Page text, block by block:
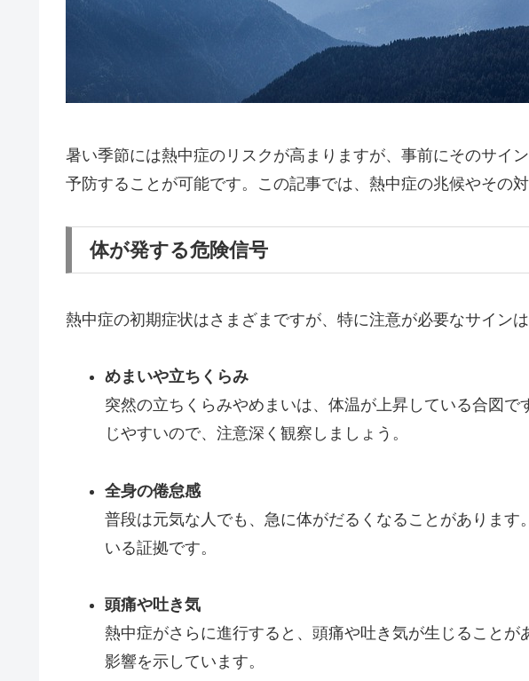
暑い季節には熱中症のリスクが高まりますが、事前にそのサイ
予防することが可能です。この記事では、熱中症の兆候やその
体が発する危険信号
熱中症の初期症状はさまざまですが、特に注意が必要なサインは
めまいや立ちくらみ
突然の立ちくらみやめまいは、体温が上昇している合図で
じやすいので、注意深く観察しましょう。
全身の倦怠感
普段は元気な人でも、急に体がだるくなることがあります
いる証拠です。
頭痛や吐き気
熱中症がさらに進行すると、頭痛や吐き気が生じることが
影響を示しています。